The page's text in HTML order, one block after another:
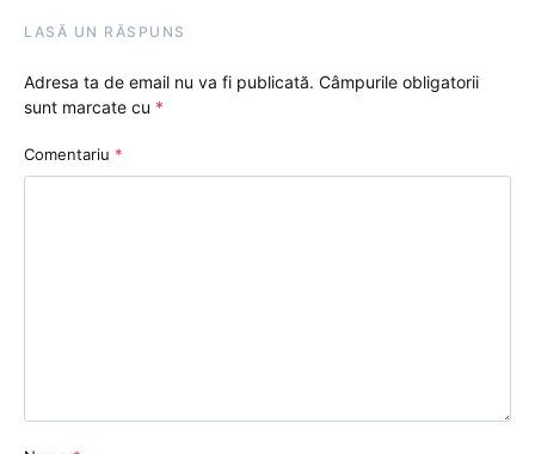
LASĂ UN RĂSPUNS
Adresa ta de email nu va fi publicată. Câmpurile obligatorii
sunt marcate cu *
Comentariu *